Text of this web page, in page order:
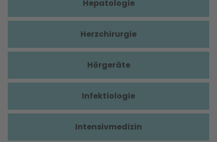
Hepatologie
Herzchirurgie
Hörgeräte
Infektiologie
Intensivmedizin